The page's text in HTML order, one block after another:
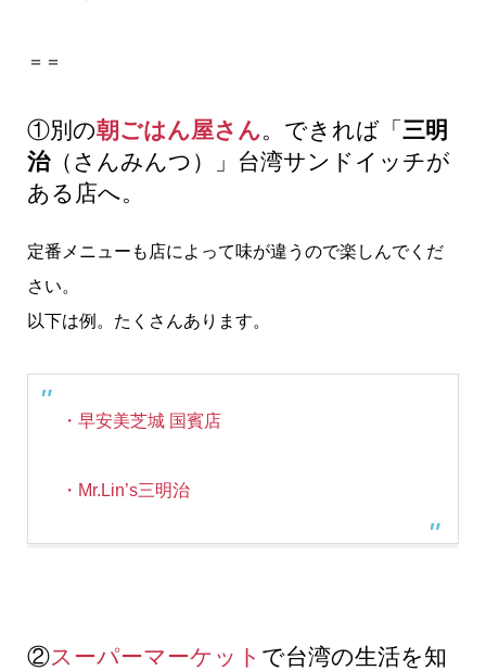
＝＝
①別の朝ごはん屋さん。できれば「 三明
治（さんみんつ）」台湾サンドイッチが
ある店へ。
定番メニューも店によって味が違うので楽しんでくだ
さい。
以下は例。たくさんあります。
・早安美芝城 国賓店
・Mr.Lin’s三明治
②スーパーマーケット で台湾の生活を知